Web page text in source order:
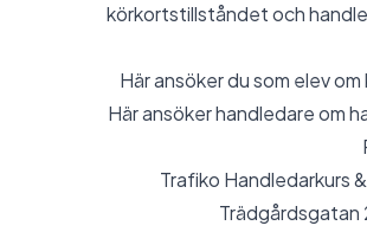
körkortstillståndet och
Här ansöker du som elev
Här ansöker handledare om
Trafiko Handledarkurs
Trädgårdsgatan